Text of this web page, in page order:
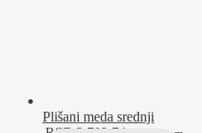
Plišani meda srednji